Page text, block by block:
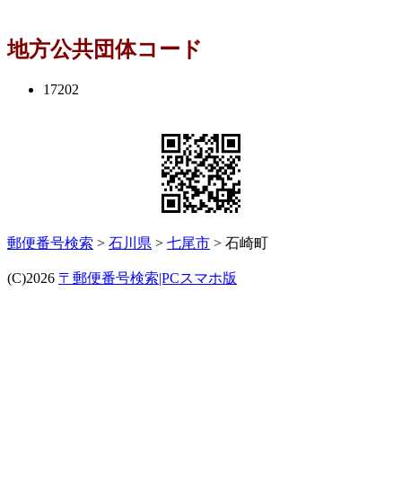
地方公共団体コード
17202
郵便番号検索 > 石川県 > 七尾市 > 石崎町
(C)2026 〒郵便番号検索|PCスマホ版